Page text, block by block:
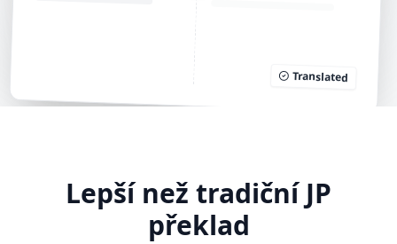
Translated
Lepší než tradiční JP
překlad